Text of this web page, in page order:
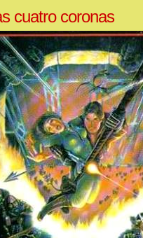
cuatro coronas